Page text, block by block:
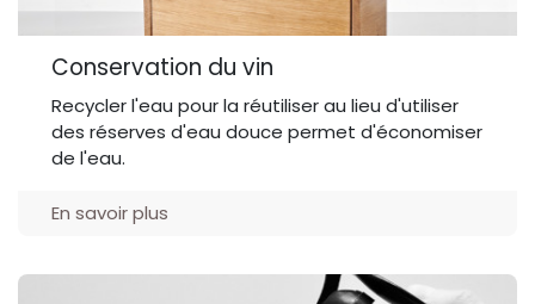
Conservation du vin
Recycler l'eau pour la réutiliser au lieu d'utiliser
des réserves d'eau douce permet d'économiser
de l'eau.
En savoir plus